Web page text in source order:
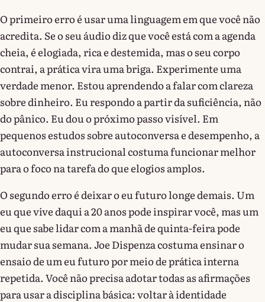
O primeiro erro é usar uma linguagem em que você não
acredita. Se o seu áudio diz que você está com a agenda
cheia, é elogiada, rica e destemida, mas o seu corpo
contrai, a prática vira uma briga. Experimente uma
verdade menor. Estou aprendendo a falar com clareza
sobre dinheiro. Eu respondo a partir da suficiência, não
do pânico. Eu dou o próximo passo visível. Em
pequenos estudos sobre autoconversa e desempenho, a
autoconversa instrucional costuma funcionar melhor
para o foco na tarefa do que elogios amplos.
O segundo erro é deixar o eu futuro longe demais. Um
eu que vive daqui a 20 anos pode inspirar você, mas um
eu que sabe lidar com a manhã de quinta-feira pode
mudar sua semana. Joe Dispenza costuma ensinar o
ensaio de um eu futuro por meio de prática interna
repetida. Você não precisa adotar todas as afirmações
para usar a disciplina básica: voltar à identidade